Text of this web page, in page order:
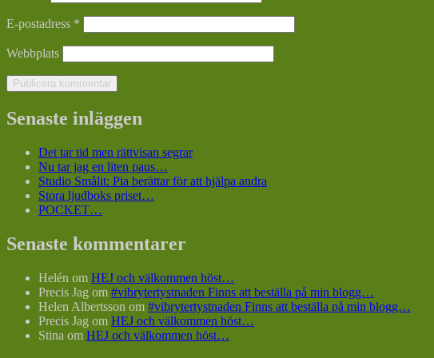
E-postadress *
Webbplats
Senaste inläggen
Det tar tid men rättvisan segrar
Nu tar jag en liten paus…
Studio Smålit: Pia berättar för att hjälpa andra
Stora ljudboks priset…
POCKET…
Senaste kommentarer
Helén om HEJ och välkommen höst…
Precis Jag om #vibrytertystnaden Finns att beställa på min blogg…
Helen Albertsson om #vibrytertystnaden Finns att beställa på min blogg…
Precis Jag om HEJ och välkommen höst…
Stina om HEJ och välkommen höst…